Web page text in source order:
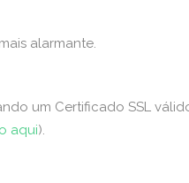
alarmante.
um Certificado SSL
aqui).